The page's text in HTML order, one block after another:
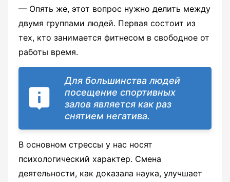
— Опять же, этот вопрос нужно делить между
двумя группами людей. Первая состоит из
тех, кто занимается фитнесом в свободное от
работы время.
Для большинства людей
посещение спортивных
залов является как раз
снятием негатива.
В основном стрессы у нас носят
психологический характер. Смена
деятельности, как доказала наука, улучшает